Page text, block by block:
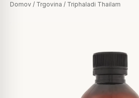
Domov / Trgovina / Triphaladi Thailam